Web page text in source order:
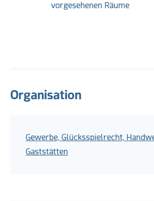
vorgesehenen Räume
Organisation
Gewerbe, Glücksspielrecht,
Gaststätten